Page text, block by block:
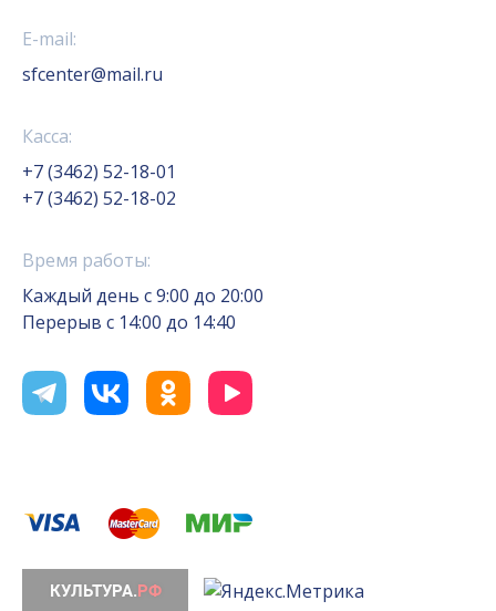
E-mail:
sfcenter@mail.ru
Касса:
+7 (3462) 52-18-01
+7 (3462) 52-18-02
Время работы:
Каждый день с 9:00 до 20:00
Перерыв с 14:00 до 14:40